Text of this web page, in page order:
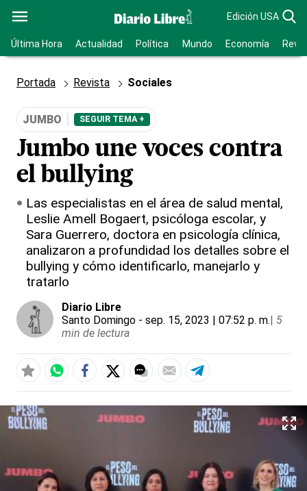
Edición USA
Última Hora Actualidad Política Mundo Economía
Portada Revista Sociales
JUMBO SEGUIR TEMA +
Jumbo une voces contra
el bullying
Las especialistas en el área de salud mental,
Leslie Amell Bogaert, psicóloga escolar, y
Sara Guerrero, doctora en psicología clínica,
analizaron a profundidad los detalles sobre el
bullying y cómo identificarlo, manejarlo y
tratarlo
Diario Libre
Santo Domingo - sep. 15, 2023 | 07:52 p. m.| 5
min de lectura